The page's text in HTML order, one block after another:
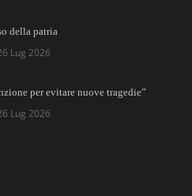
della patria
Lug 2026
per evitare nuove tragedie”
Lug 2026